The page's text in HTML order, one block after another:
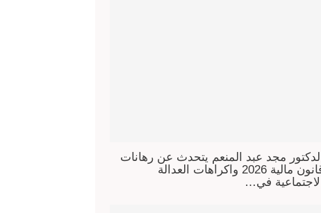
الدكتور مجد عبد المنعم يتحدث عن رهانات
قانون مالية 2026 واكراهات العدالة
الاجتماعية في…